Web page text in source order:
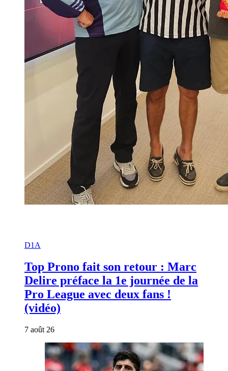
D1A
Top Prono fait son retour : Marc
Delire préface la 1e journée de la
Pro League avec deux fans !
(vidéo)
7 août 26